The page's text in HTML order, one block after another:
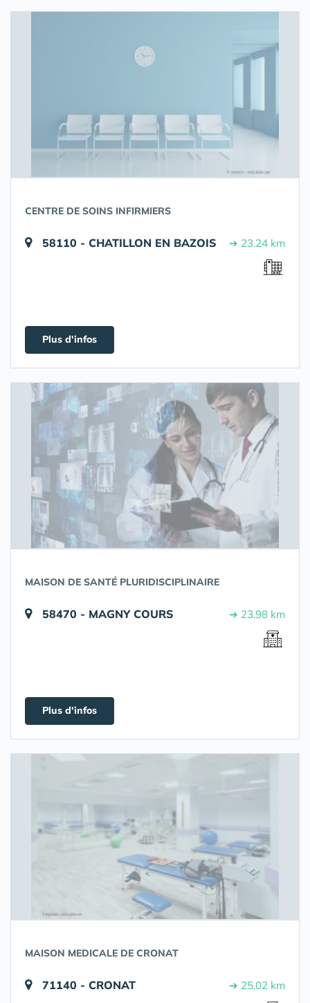
CENTRE DE SOINS INFIRMIERS
58110 - CHATILLON EN BAZOIS ➔ 23.24 km
Plus d'infos
MAISON DE SANTÉ PLURIDISCIPLINAIRE
58470 - MAGNY COURS ➔ 23.98 km
Plus d'infos
MAISON MEDICALE DE CRONAT
71140 - CRONAT ➔ 25.02 km